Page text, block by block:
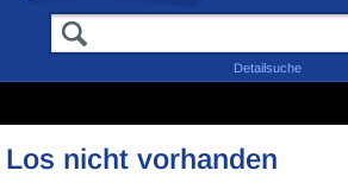
Detailsuche
Los nicht vorhanden